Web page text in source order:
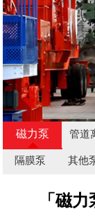
磁力泵 管道
隔膜泵 其他
「磁